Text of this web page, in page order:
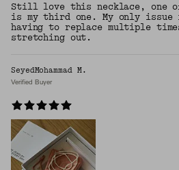
Still love this necklace, one
is my third one. My only
having to replace multiple
stretching out.
SeyedMohammad M.
Verified Buyer